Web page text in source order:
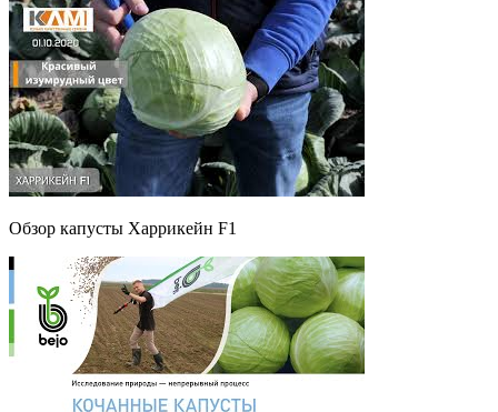
Обзор капусты Харрикейн F1